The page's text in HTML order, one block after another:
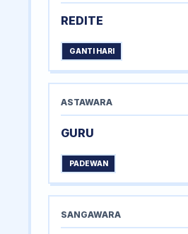
REDITE
GANTI HARI
ASTAWARA
GURU
PADEWAN
SANGAWARA